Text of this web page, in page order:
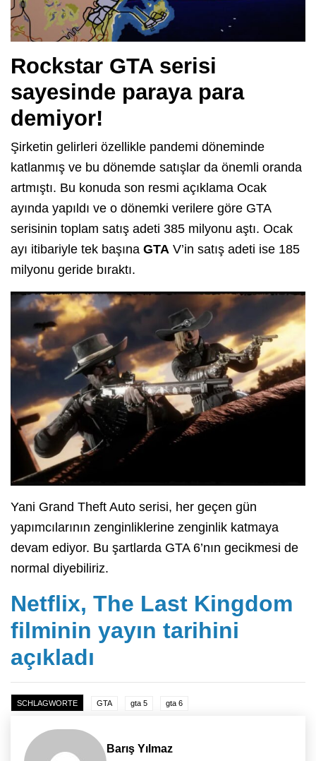
Rockstar GTA serisi
sayesinde paraya para
demiyor!
Şirketin gelirleri özellikle pandemi döneminde
katlanmış ve bu dönemde satışlar da önemli oranda
artmıştı. Bu konuda son resmi açıklama Ocak
ayında yapıldı ve o dönemki verilere göre GTA
serisinin toplam satış adeti 385 milyonu aştı. Ocak
ayı itibariyle tek başına GTA V’in satış adeti ise 185
milyonu geride bıraktı.
Yani Grand Theft Auto serisi, her geçen gün
yapımcılarının zenginliklerine zenginlik katmaya
devam ediyor. Bu şartlarda GTA 6’nın gecikmesi de
normal diyebiliriz.
Netflix, The Last Kingdom
filminin yayın tarihini
açıkladı
SCHLAGWORTE GTA gta 5 gta 6
Barış Yılmaz